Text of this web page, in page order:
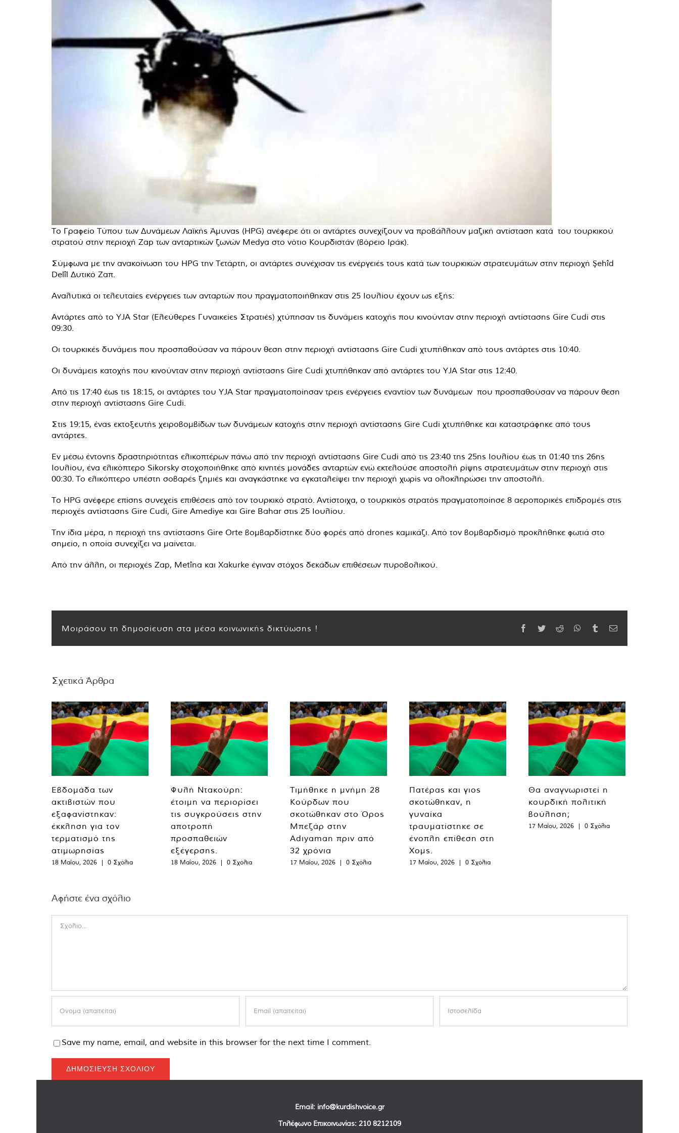
Το Γραφείο Τύπου των Δυνάμεων Λαϊκής Άμυνας (HPG) ανέφερε ότι οι αντάρτες συνεχίζουν να προβάλλουν μαζική αντίσταση κατά του τουρκικού
στρατού στην περιοχή Zap των ανταρτικών ζωνών Medya στο νότιο Κουρδιστάν (βόρειο Ιράκ).
Σύμφωνα με την ανακοίνωση του HPG την Τετάρτη, οι αντάρτες συνέχισαν τις ενέργειές τους κατά των τουρκικών στρατευμάτων στην περιοχή Şehîd
Delîl Δυτικό Ζαπ.
Αναλυτικά οι τελευταίες ενέργειες των ανταρτών που πραγματοποιήθηκαν στις 25 Ιουλίου έχουν ως εξής:
Αντάρτες από το YJA Star (Ελεύθερες Γυναικείες Στρατιές) χτύπησαν τις δυνάμεις κατοχής που κινούνταν στην περιοχή αντίστασης Gire Cudi στις
09:30.
Οι τουρκικές δυνάμεις που προσπαθούσαν να πάρουν θεση στην περιοχή αντίστασης Gire Cudi χτυπήθηκαν από τους αντάρτες στις 10:40.
Οι δυνάμεις κατοχής που κινούνταν στην περιοχή αντίστασης Gire Cudi χτυπήθηκαν από αντάρτες του YJA Star στις 12:40.
Από τις 17:40 έως τις 18:15, οι αντάρτες του YJA Star πραγματοποίησαν τρεις ενέργειες εναντίον των δυνάμεων που προσπαθούσαν να πάρουν θεση
στην περιοχή αντίστασης Gire Cudi.
Στις 19:15, ένας εκτοξευτής χειροβομβίδων των δυνάμεων κατοχής στην περιοχή αντίστασης Gire Cudi χτυπήθηκε και καταστράφηκε από τους
αντάρτες.
Εν μέσω έντονης δραστηριότητας ελικοπτέρων πάνω από την περιοχή αντίστασης Gire Cudi από τις 23:40 της 25ης Ιουλίου έως τη 01:40 της 26ης
Ιουλίου, ένα ελικόπτερο Sikorsky στοχοποιήθηκε από κινητές μονάδες ανταρτών ενώ εκτελούσε αποστολή ρίψης στρατευμάτων στην περιοχή στις
00:30. Το ελικόπτερο υπέστη σοβαρές ζημιές και αναγκάστηκε να εγκαταλείψει την περιοχή χωρίς να ολοκληρώσει την αποστολή.
Το HPG ανέφερε επίσης συνεχείς επιθέσεις από τον τουρκικό στρατό. Αντίστοιχα, ο τουρκικός στρατός πραγματοποίησε 8 αεροπορικές επιδρομές στις
περιοχές αντίστασης Gire Cudi, Gire Amediye και Gire Bahar στις 25 Ιουλίου.
Την ίδια μέρα, η περιοχή της αντίστασης Gire Orte βομβαρδίστηκε δύο φορές από drones καμικάζι. Από τον βομβαρδισμό προκλήθηκε φωτιά στο
σημείο, η οποία συνεχίζει να μαίνεται.
Από την άλλη, οι περιοχές Zap, Metîna και Xakurke έγιναν στόχος δεκάδων επιθέσεων πυροβολικού.
Μοιράσου τη δημοσίευση στα μέσα κοινωνικής δικτύωσης ! Facebook
TwitterReddit WhatsApp
TumblrEmail
Σχετικά Άρθρα
Εβδομάδα των
ακτιβιστών που
εξαφανίστηκαν:
έκκληση για τον
τερματισμό της
ατιμωρησίας
18 Μαΐου, 2026 | 0 Σχόλια
Φυλή Ντακούρη:
έτοιμη να περιορίσει
τις συγκρούσεις στην
αποτροπή
προσπαθειών
εξέγερσης.
18 Μαΐου, 2026 | 0 Σχόλια
Τιμήθηκε η μνήμη 28
Κούρδων που
σκοτώθηκαν στο Όρος
Μπεζάρ στην
Adıyaman πριν από
32 χρόνια
17 Μαΐου, 2026 | 0 Σχόλια
Πατέρας και γιος
σκοτώθηκαν, η
γυναίκα
τραυματίστηκε σε
ένοπλη επίθεση στη
Χομς.
17 Μαΐου, 2026 | 0 Σχόλια
Θα αναγνωριστεί η
κουρδική πολιτική
βούληση;
17 Μαΐου, 2026 | 0 Σχόλια
Αφήστε ένα σχόλιο
Save my name, email, and website in this browser for the next time I comment.
Email: info@kurdishvoice.gr
Τηλέφωνο Επικοινωνίας: 210 8212109